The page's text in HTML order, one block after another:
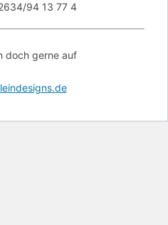
94 13 77 4
doch gerne auf